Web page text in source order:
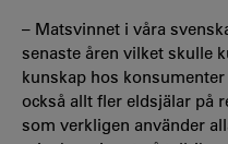
– Matsvinnet i våra
senaste åren vilket skulle
kunskap hos
också allt fler eldsjälar på
som verkligen använder